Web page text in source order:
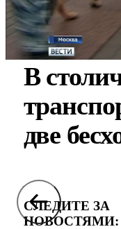
В
две
СЛЕДИТЕ ЗА
НОВОСТЯМИ: